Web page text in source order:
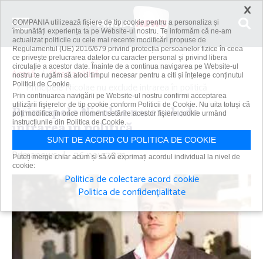
Acasă
Clasa politică
Principele Nicolae nu exclude intrarea în politică
Principele Nicolae nu exclude
intrarea în politică
Primanews | 26 nov 2021
×
COMPANIA utilizează fişiere de tip cookie pentru a personaliza și
îmbunătăți experiența ta pe Website-ul nostru. Te informăm că ne-am
actualizat politicile cu cele mai recente modificări propuse de
Regulamentul (UE) 2016/679 privind protecția persoanelor fizice în ceea
ce privește prelucrarea datelor cu caracter personal și privind libera
circulație a acestor date. Înainte de a continua navigarea pe Website-ul
nostru te rugăm să aloci timpul necesar pentru a citi și înțelege conținutul
Politicii de Cookie.
Prin continuarea navigării pe Website-ul nostru confirmi acceptarea
utilizării fişierelor de tip cookie conform Politicii de Cookie. Nu uita totuși că
poți modifica în orice moment setările acestor fişiere cookie urmând
instrucțiunile din Politica de Cookie.
SUNT DE ACORD CU POLITICA DE COOKIE
Puteți merge chiar acum și să vă exprimați acordul individual la nivel de
cookie:
Politica de colectare acord cookie
Politica de confidențialitate